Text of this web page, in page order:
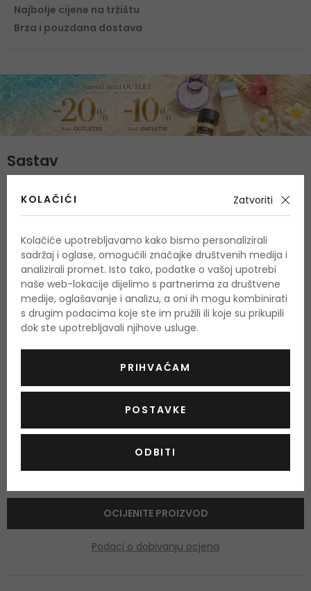
Najbolje cijene na tržištu
Brza i pouzdana dostava
Sastav
Gornje note
kardamom, limun, list ljubičice
Srednje note
kadulja, geranija, kadulja
Bazne note
pačuli, vetiver, semiš
O proizvodu
Još nema recenzija za ovaj proizvod.
OCIJENITE PROIZVOD
Podaci o dobivanju ocjena
KOLAČIĆI Zatvoriti
Kolačiće upotrebljavamo kako bismo personalizirali
sadržaj i oglase, omogućili značajke društvenih medija i
analizirali promet. Isto tako, podatke o vašoj upotrebi
naše web-lokacije dijelimo s partnerima za društvene
medije, oglašavanje i analizu, a oni ih mogu kombinirati
s drugim podacima koje ste im pružili ili koje su prikupili
dok ste upotrebljavali njihove usluge.
PRIHVAĆAM
POSTAVKE
ODBITI